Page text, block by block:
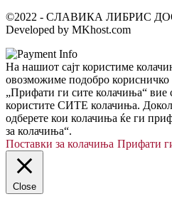
©2022 - СЛАВИКА ЛИБРИС
Developed by MKhost.com
На нашиот сајт користиме
овозможиме подобро
„Прифати ги сите колачиња“ вие
користите СИТЕ колачиња.
одберете кои колачиња ќе ги
за колачиња“.
Поставки за колачиња Прифати
Close